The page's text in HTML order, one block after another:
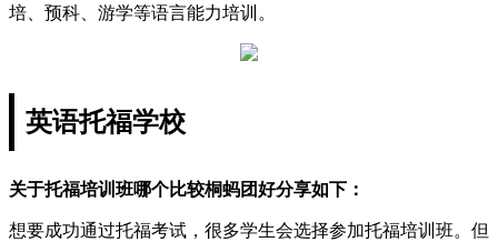
培、预科、游学等语言能力培训。
英语托福学校
关于托福培训班哪个比较桐蚂团好分享如下：
想要成功通过托福考试，很多学生会选择参加托福培训班。但